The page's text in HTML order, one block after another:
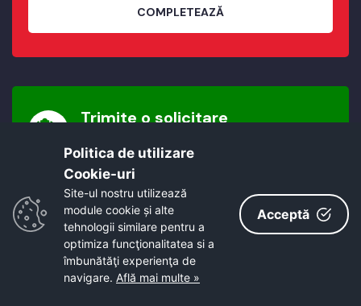
COMPLETEAZĂ
Trimite o solicitare
Aici puteți depune o solicitare simplă online.
COMPLETEAZĂ
Politica de utilizare
Cookie-uri‎
Site-ul nostru utilizează
module cookie și alte
tehnologii similare pentru a
optimiza funcţionalitatea si a
îmbunătăţi experienţa de
navigare. Află mai multe »
Acceptă